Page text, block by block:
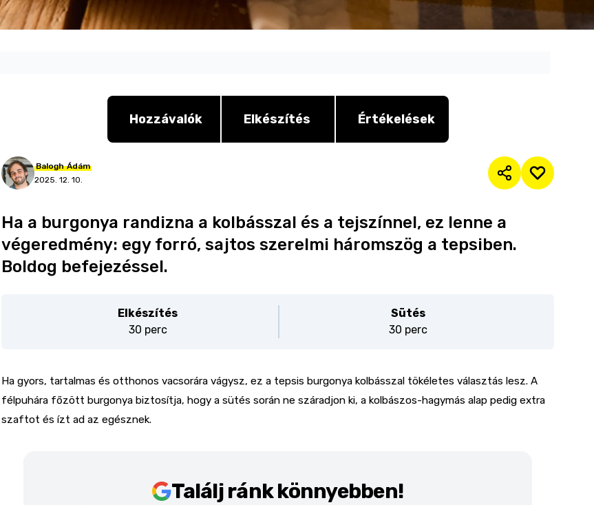
Hozzávalók Elkészítés Értékelések
Balogh Ádám
2025. 12. 10.
Ha a burgonya randizna a kolbásszal és a tejszínnel, ez lenne a
végeredmény: egy forró, sajtos szerelmi háromszög a tepsiben.
Boldog befejezéssel.
Elkészítés
30 perc
Sütés
30 perc
Ha gyors, tartalmas és otthonos vacsorára vágysz, ez a tepsis burgonya kolbásszal tökéletes választás lesz. A
félpuhára főzött burgonya biztosítja, hogy a sütés során ne száradjon ki, a kolbászos-hagymás alap pedig extra
szaftot és ízt ad az egésznek.
Találj ránk könnyebben!